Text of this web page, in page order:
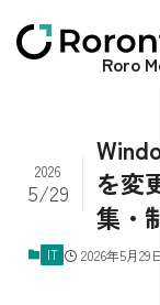
Roro
を変
集・
2026
5/29
IT 2026年5月29日